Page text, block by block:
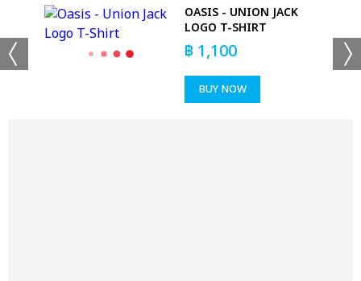
OASIS - UNION JACK
LOGO T-SHIRT
฿ 1,100
BUY NOW